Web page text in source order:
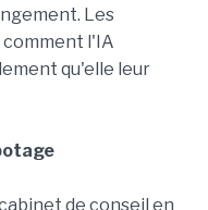
Les
l'IA
qu'elle leur
de conseil en